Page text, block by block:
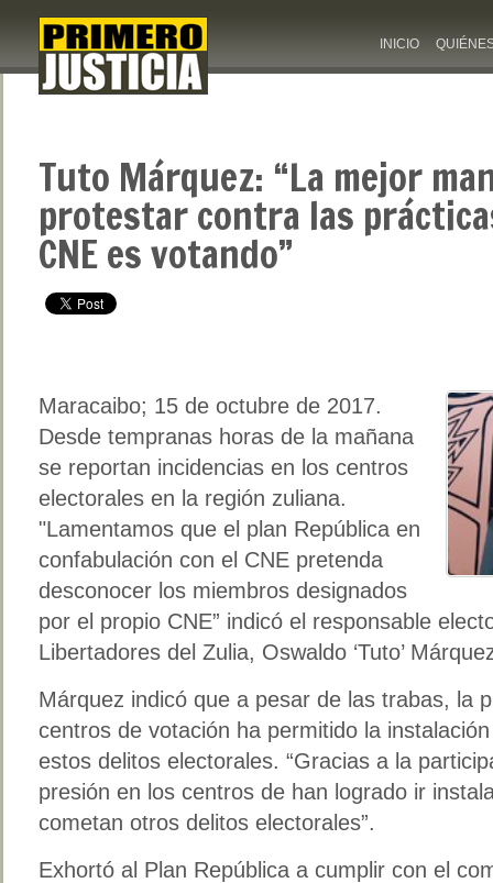
INICIO
Tuto Márquez: “La mejor
protestar contra las
CNE es votando”
Maracaibo; 15 de octubre de 2017.
Desde tempranas horas de la mañana
se reportan incidencias en los centros
electorales en la región zuliana.
"Lamentamos que el plan República en
confabulación con el CNE pretenda
desconocer los miembros designados
por el propio CNE” indicó el responsable
Libertadores del Zulia, Oswaldo ‘Tuto’
Márquez indicó que a pesar de las trabas, la
centros de votación ha permitido la
estos delitos electorales. “Gracias a la
presión en los centros de han logrado ir
cometan otros delitos electorales”.
Exhortó al Plan República a cumplir con el